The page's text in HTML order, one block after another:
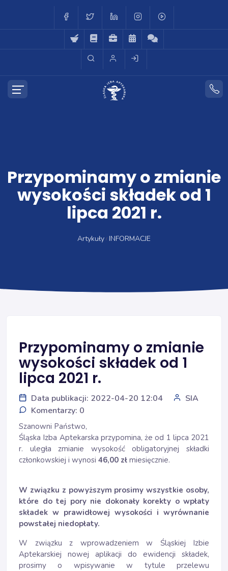
Przypominamy o zmianie
wysokości składek od 1
lipca 2021 r.
Artykuły INFORMACJE
Przypominamy o zmianie
wysokości składek od 1
lipca 2021 r.
Data publikacji: 2022-04-20 12:04
SIA
Komentarzy: 0
Szanowni Państwo,
Śląska Izba Aptekarska przypomina, że od 1 lipca 2021
r. uległa zmianie wysokość obligatoryjnej składki
członkowskiej i wynosi 46,00 zł miesięcznie.
W związku z powyższym prosimy wszystkie osoby,
które do tej pory nie dokonały korekty o wpłaty
składek w prawidłowej wysokości i wyrównanie
powstałej niedopłaty.
W związku z wprowadzeniem w Śląskiej Izbie
Aptekarskiej nowej aplikacji do ewidencji składek,
prosimy o wpisywanie w tytule przelewu